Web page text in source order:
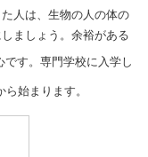
人は、生物の人の体の
ましょう。余裕がある
す。専門学校に入学し
始まります。